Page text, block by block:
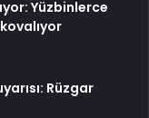
Yüzbinlerce
Rüzgar